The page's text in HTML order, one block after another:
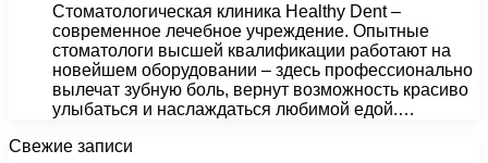
Стоматологическая клиника Healthy Dent –
современное лечебное учреждение. Опытные
стоматологи высшей квалификации работают на
новейшем оборудовании – здесь профессионально
вылечат зубную боль, вернут возможность красиво
улыбаться и наслаждаться любимой едой.…
Свежие записи